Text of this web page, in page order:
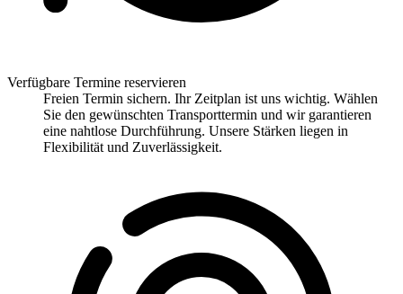
Verfügbare Termine reservieren
Freien Termin sichern. Ihr Zeitplan ist uns wichtig. Wählen
Sie den gewünschten Transporttermin und wir garantieren
eine nahtlose Durchführung. Unsere Stärken liegen in
Flexibilität und Zuverlässigkeit.